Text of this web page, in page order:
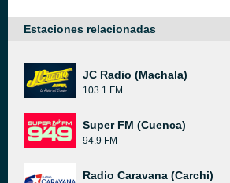
Estaciones relacionadas
JC Radio (Machala)
103.1 FM
Super FM (Cuenca)
94.9 FM
Radio Caravana (Carchi)